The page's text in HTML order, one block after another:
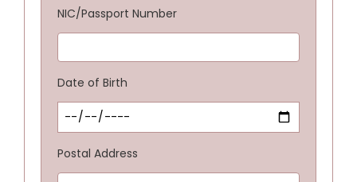
NIC/Passport Number
Date of Birth
Postal Address